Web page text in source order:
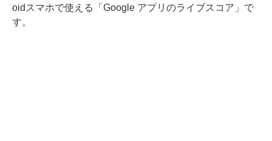
oidスマホで使える「Google アプリのライブスコア」で
す。